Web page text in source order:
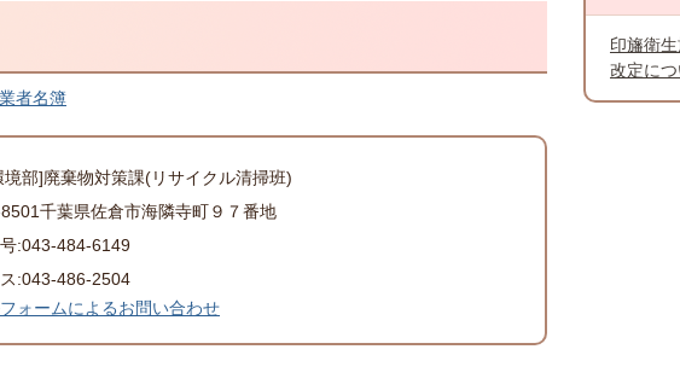
者名簿
境部]廃棄物対策課(リサイクル清掃班)
千葉県佐倉市海隣寺町９７番地
:043-484-6149
:043-486-2504
フォームによるお問い合わせ
印旛衛
改定に